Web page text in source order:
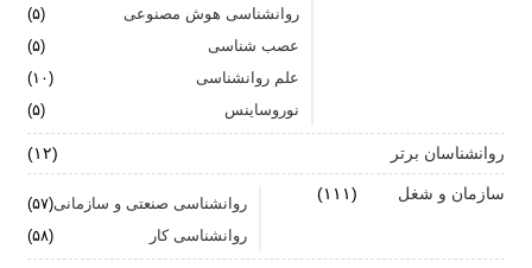
اضطراب را برای خود پر رنگ نکنید
برای بهبود سلامت روان لازم است روزانه از آن مراقبت
روانشناسی هوش مصنوعی
(۵)
عصب شناسی
(۵)
علم روانشناسی
(۱۰)
نوروساینس
(۵)
روانشناسان برتر (۱۲)
سازمان و شغل (۱۱۱)
روانشناسی صنعتی و سازمانی(۵۷)
روانشناسی کار
(۵۸)